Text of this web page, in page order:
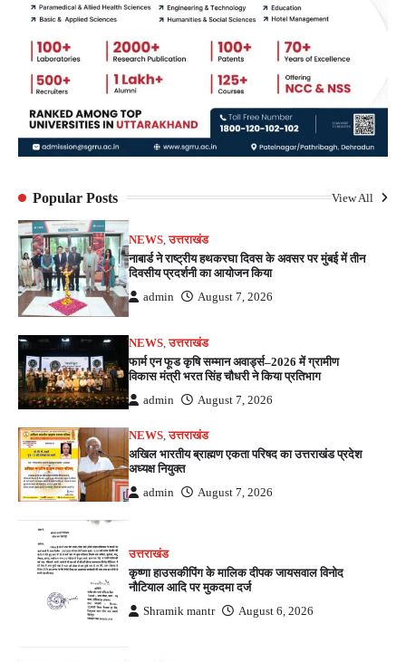
Popular Posts View All
NEWS ,उत्तराखंड
नाबार्ड ने राष्ट्रीय हथकरघा दिवस के अवसर पर मुंबई में तीन
दिवसीय प्रदर्शनी का आयोजन किया
admin August 7, 2026
NEWS,उत्तराखंड
फार्म एन फूड कृषि सम्मान अवार्ड्स–2026 में ग्रामीण
विकास मंत्री भरत सिंह चौधरी ने किया प्रतिभाग
admin August 7, 2026
NEWS,उत्तराखंड
अखिल भारतीय ब्राह्मण एकता परिषद का उत्तराखंड प्रदेश
अध्यक्ष नियुक्त
admin August 7, 2026
उत्तराखंड
कृष्णा हाउसकीपिंग के मालिक दीपक जायसवाल विनोद
नौटियाल आदि पर मुकदमा दर्ज
Shramik mantr August 6, 2026